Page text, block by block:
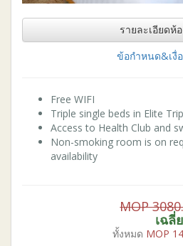
รายละเอียดห้
ข้อกำหนด&เงื่
Free WIFI
Triple single beds in Elite
Access to Health Club and
Non-smoking room is on
availability
MOP
เฉลี่
ทั้งหมด MOP